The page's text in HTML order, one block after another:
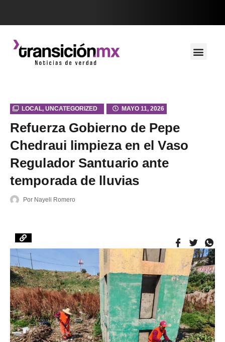
LOCAL, UNCATEGORIZED MAYO 11, 2026
Refuerza Gobierno de Pepe
Chedraui limpieza en el Vaso
Regulador Santuario ante
temporada de lluvias
Por Nayeli Romero